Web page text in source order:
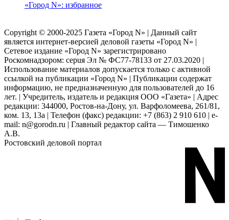
«Город N»: избранное
Copyright © 2000-2025 Газета «Город N» | Данный сайт
является интернет-версией деловой газеты «Город N» |
Сетевое издание «Город N» зарегистрировано
Роскомнадзором: серuя Эл № ФС77-78133 от 27.03.2020 |
Использование материалов допускается только с активной
ссылкой на публикации «Город N» | Публикации содержат
информацию, не предназначенную для пользователей до 16
лет. | Учредитель, издатель и редакция ООО «Газета» | Адрес
редакции: 344000, Ростов-на-Дону, ул. Варфоломеева, 261/81,
ком. 13, 13а | Телефон (факс) редакции: +7 (863) 2 910 610 | e-
mail: n@gorodn.ru | Главный редактор сайта — Тимошенко
А.В.
Ростовский деловой портал